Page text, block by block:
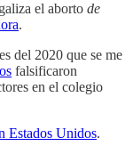
el aborto de
.
del 2020 que se me
falsificaron
en el colegio
Estados Unidos.